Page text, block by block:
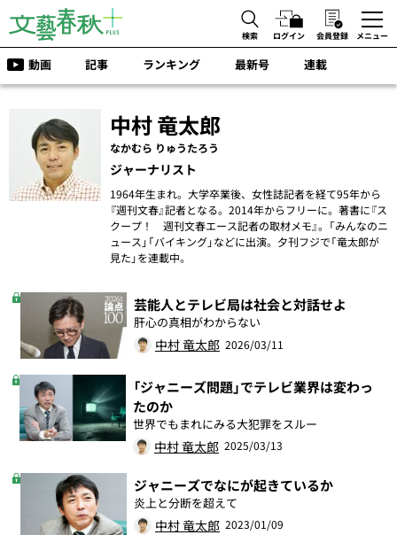
検索 ログイン 会員登録 メニュー
動画 記事 ランキング 最新号 連載
中村 竜太郎
なかむら りゅうたろう
ジャーナリスト
1964年生まれ。大学卒業後、女性誌記者を経て95年から
『週刊文春』記者となる。2014年からフリーに。著書に『ス
クープ！ 週刊文春エース記者の取材メモ』。「みんなのニ
ュース」「バイキング」などに出演。夕刊フジで「竜太郎が
見た」を連載中。
芸能人とテレビ局は社会と対話せよ
肝心の真相がわからない
中村 竜太郎 2026/03/11
「ジャニーズ問題」でテレビ業界は変わっ
たのか
世界でもまれにみる大犯罪をスルー
中村 竜太郎 2025/03/13
ジャニーズでなにが起きているか
炎上と分断を超えて
中村 竜太郎 2023/01/09